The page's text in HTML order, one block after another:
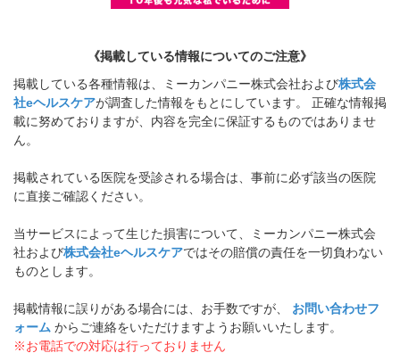
《掲載している情報についてのご注意》
掲載している各種情報は、ミーカンパニー株式会社および株式会
社eヘルスケアが調査した情報をもとにしています。 正確な情報掲
載に努めておりますが、内容を完全に保証するものではありませ
ん。
掲載されている医院を受診される場合は、事前に必ず該当の医院
に直接ご確認ください。
当サービスによって生じた損害について、ミーカンパニー株式会
社および株式会社eヘルスケアではその賠償の責任を一切負わない
ものとします。
掲載情報に誤りがある場合には、お手数ですが、 お問い合わせフ
ォーム からご連絡をいただけますようお願いいたします。
※お電話での対応は行っておりません